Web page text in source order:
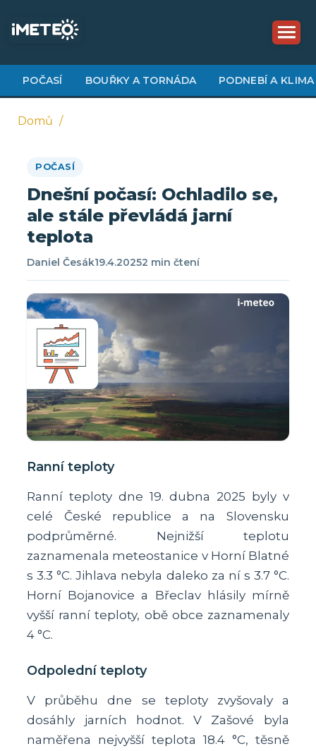
obsahu
POČASÍ BOUŘKY A TORNÁDA PODNEBÍ A KLIMA
navigace
Domů
POČASÍ
Dnešní počasí: Ochladilo se,
ale stále převládá jarní
teplota
Daniel Česák19.4.20252 min čtení
Ranní teploty
Ranní teploty dne 19. dubna 2025 byly v
celé České republice a na Slovensku
podprůměrné. Nejnižší teplotu
zaznamenala meteostanice v Horní Blatné
s 3.3 °C. Jihlava nebyla daleko za ní s 3.7 °C.
Horní Bojanovice a Břeclav hlásily mírně
vyšší ranní teploty, obě obce zaznamenaly
4 °C.
Odpolední teploty
V průběhu dne se teploty zvyšovaly a
dosáhly jarních hodnot. V Zašové byla
naměřena nejvyšší teplota 18.4 °C, těsně